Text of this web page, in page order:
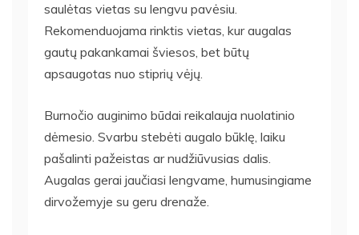
saulėtas vietas su lengvu pavėsiu.
Rekomenduojama rinktis vietas, kur augalas
gautų pakankamai šviesos, bet būtų
apsaugotas nuo stiprių vėjų.
Burnočio auginimo būdai reikalauja nuolatinio
dėmesio. Svarbu stebėti augalo būklę, laiku
pašalinti pažeistas ar nudžiūvusias dalis.
Augalas gerai jaučiasi lengvame, humusingiame
dirvožemyje su geru drenaže.